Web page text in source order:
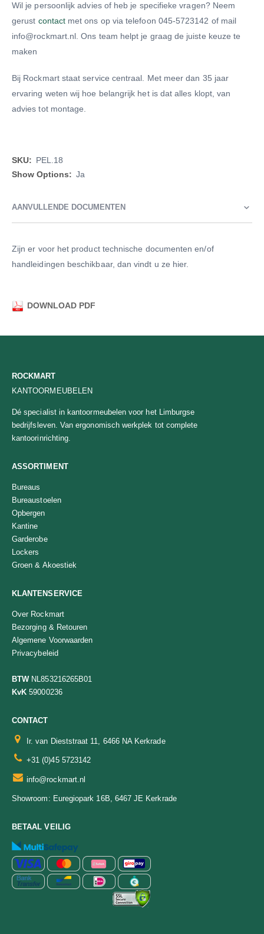
Wil je persoonlijk advies of heb je specifieke vragen? Neem
gerust contact met ons op via telefoon 045-5723142 of mail
info@rockmart.nl. Ons team helpt je graag de juiste keuze te
maken
Bij Rockmart staat service centraal. Met meer dan 35 jaar
ervaring weten wij hoe belangrijk het is dat alles klopt, van
advies tot montage.
Meer
informatie
PEL.18
Ja
AANVULLENDE DOCUMENTEN
Zijn er voor het product technische documenten en/of
handleidingen beschikbaar, dan vindt u ze hier.
DOWNLOAD PDF
ROCKMART
KANTOORMEUBELEN
Dé specialist in kantoormeubelen voor het Limburgse
bedrijfsleven. Van ergonomisch werkplek tot complete
kantoorinrichting.
ASSORTIMENT
Bureaus
Bureaustoelen
Opbergen
Kantine
Garderobe
Lockers
Groen & Akoestiek
KLANTENSERVICE
Over Rockmart
Bezorging & Retouren
Algemene Voorwaarden
Privacybeleid
BTWNL853216265B01
KvK 59000236
CONTACT
Ir. van Dieststraat 11, 6466 NA Kerkrade
+31 (0)45 5723142
info@rockmart.nl
Showroom: Euregiopark 16B, 6467 JE Kerkrade
BETAAL VEILIG